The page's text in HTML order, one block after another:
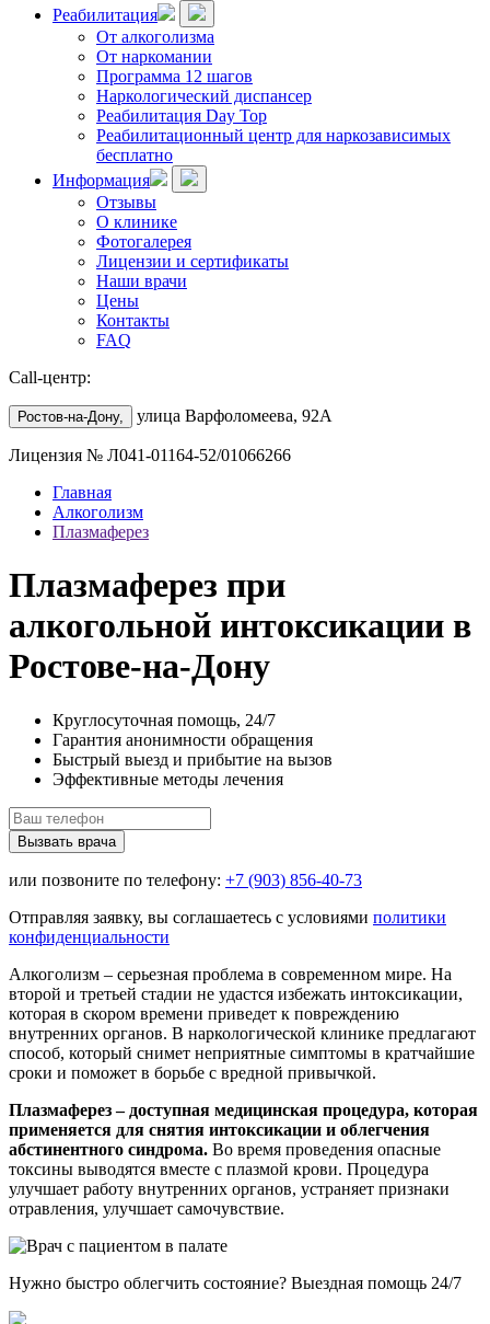
Реабилитация
От алкоголизма
От наркомании
Программа 12 шагов
Наркологический диспансер
Реабилитация Day Top
Реабилитационный центр для наркозависимых
бесплатно
Информация
Отзывы
О клинике
Фотогалерея
Лицензии и сертификаты
Наши врачи
Цены
Контакты
FAQ
Call-центр:
Ростов-на-Дону, улица Варфоломеева, 92А
Лицензия № Л041-01164-52/01066266
Главная
Алкоголизм
Плазмаферез
Плазмаферез при
алкогольной интоксикации в
Ростове-на-Дону
Круглосуточная помощь, 24/7
Гарантия анонимности обращения
Быстрый выезд и прибытие на вызов
Эффективные методы лечения
Вызвать врача
или позвоните по телефону: +7 (903) 856-40-73
Отправляя заявку, вы соглашаетесь с условиями политики
конфиденциальности
Алкоголизм – серьезная проблема в современном мире. На
второй и третьей стадии не удастся избежать интоксикации,
которая в скором времени приведет к повреждению
внутренних органов. В наркологической клинике предлагают
способ, который снимет неприятные симптомы в кратчайшие
сроки и поможет в борьбе с вредной привычкой.
Плазмаферез – доступная медицинская процедура, которая
применяется для снятия интоксикации и облегчения
абстинентного синдрома. Во время проведения опасные
токсины выводятся вместе с плазмой крови. Процедура
улучшает работу внутренних органов, устраняет признаки
отравления, улучшает самочувствие.
Нужно быстро облегчить состояние? Выездная помощь 24/7